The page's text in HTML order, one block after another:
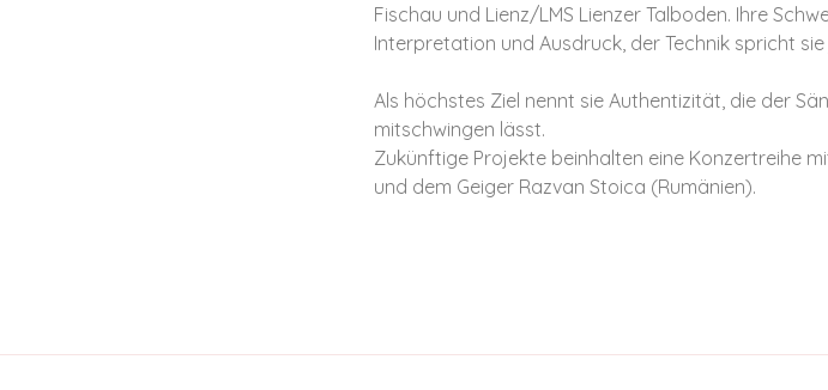
Fischau und Lienz/LMS Lienzer Talboden. Ihre
Interpretation und Ausdruck, der Technik spricht
Als höchstes Ziel nennt sie Authentizität, die der
mitschwingen lässt.
Zukünftige Projekte beinhalten eine Konzertreihe
und dem Geiger Razvan Stoica (Rumänien).